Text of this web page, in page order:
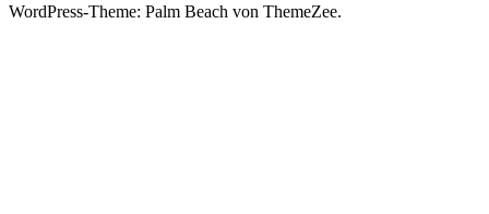
WordPress-Theme: Palm Beach von ThemeZee.